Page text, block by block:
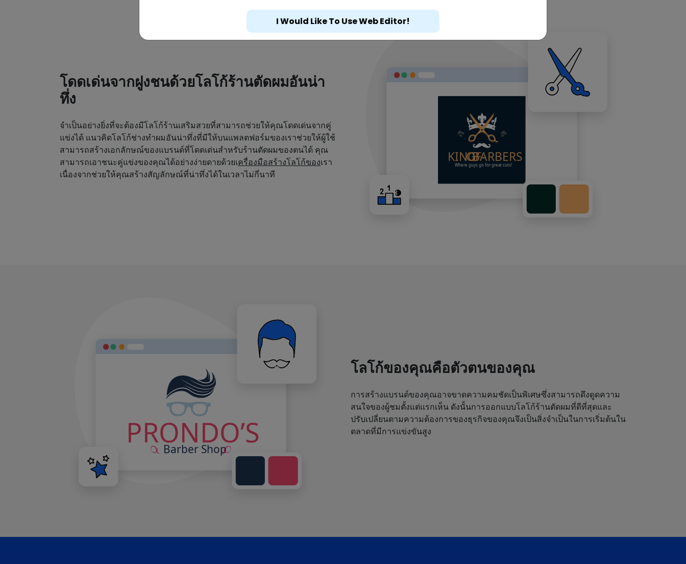
โดดเด่นจากฝูงชนด้วยโลโก้ร้านตัดผมอันน่า
ทึ่ง
จำเป็นอย่างยิ่งที่จะต้องมีโลโก้ร้านเสริมสวยที่สามารถช่วยให้คุณโดดเด่นจากคู่
แข่งได้ แนวคิดโลโก้ช่างทำผมอันน่าทึ่งที่มีให้บนแพลตฟอร์มของเราช่วยให้ผู้ใช้
สามารถสร้างเอกลักษณ์ของแบรนด์ที่โดดเด่นสำหรับร้านตัดผมของตนได้ คุณ
สามารถเอาชนะคู่แข่งของคุณได้อย่างง่ายดายด้วยเครื่องมือสร้างโลโก้ของเรา
เนื่องจากช่วยให้คุณสร้างสัญลักษณ์ที่น่าทึ่งได้ในเวลาไม่กี่นาที
โลโก้ของคุณคือตัวตนของคุณ
การสร้างแบรนด์ของคุณอาจขาดความคมชัดเป็นพิเศษซึ่งสามารถดึงดูดความ
สนใจของผู้ชมตั้งแต่แรกเห็น ดังนั้นการออกแบบโลโก้ร้านตัดผมที่ดีที่สุดและ
ปรับเปลี่ยนตามความต้องการของธุรกิจของคุณจึงเป็นสิ่งจำเป็นในการเริ่มต้นใน
ตลาดที่มีการแข่งขันสูง
I Would Like To Use Web Editor!